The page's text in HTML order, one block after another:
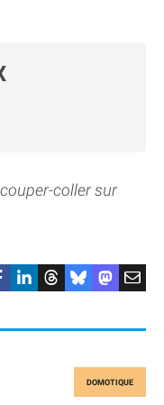
coller sur
DOMOTIQUE